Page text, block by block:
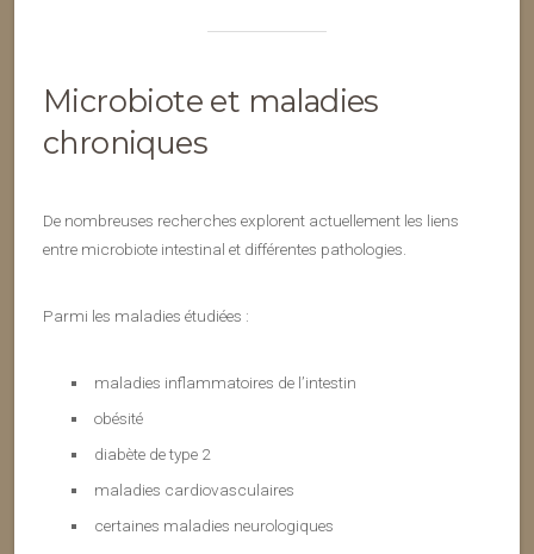
Microbiote et maladies
chroniques
De nombreuses recherches explorent actuellement les liens
entre microbiote intestinal et différentes pathologies.
Parmi les maladies étudiées :
maladies inflammatoires de l’intestin
obésité
diabète de type 2
maladies cardiovasculaires
certaines maladies neurologiques